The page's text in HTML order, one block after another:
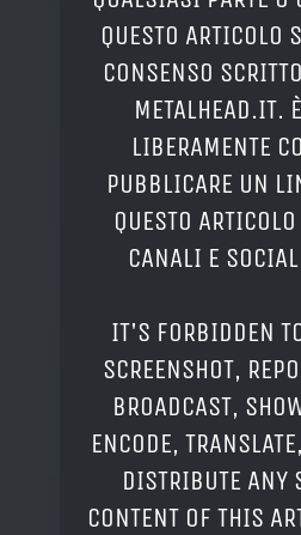
QUESTO ARTICOLO
CONSENSO
METALHEAD.IT.
LIBERAMENTE
PUBBLICARE UN
QUESTO
CANALI E
IT'S FORBIDDEN
SCREENSHOT,
BROADCAST,
ENCODE,
DISTRIBUTE ANY
CONTENT OF THIS